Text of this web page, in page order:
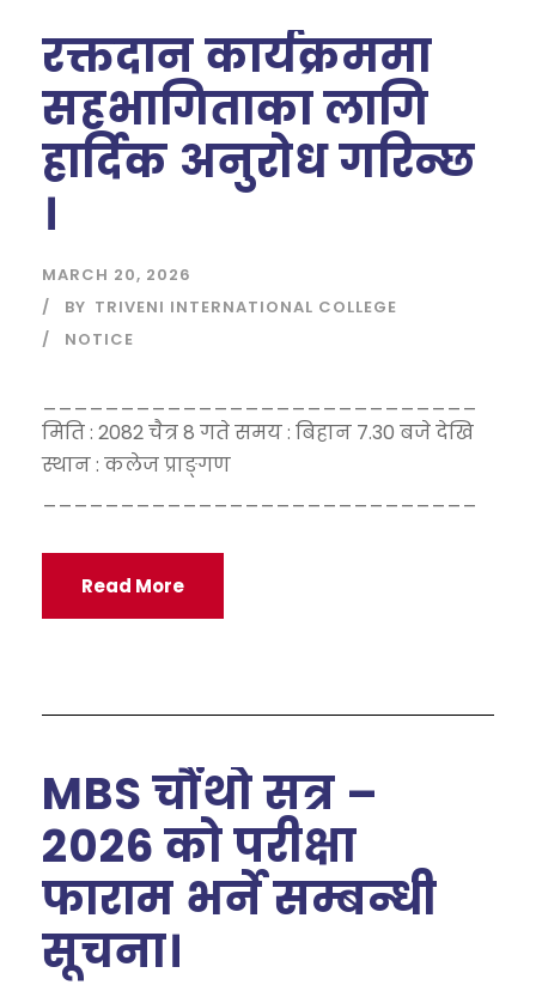
रक्तदान कार्यक्रममा
सहभागिताका लागि
हार्दिक अनुरोध गरिन्छ
।
MARCH 20, 2026
BY TRIVENI INTERNATIONAL COLLEGE
NOTICE
मिति : 2082 चैत्र 8 गते समय : बिहान 7.30 बजे देखि
स्थान : कलेज प्राङ्गण
Read More
MBS चौंथो सत्र –
2026 को परीक्षा
फाराम भर्ने सम्बन्धी
सूचना।